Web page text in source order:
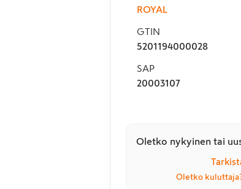
ROYAL
GTIN
5201194000028
SAP
20003107
Oletko nykyinen tai
Oletko